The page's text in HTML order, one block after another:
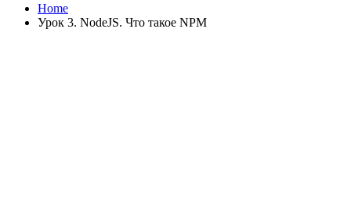
Home
Урок 3. NodeJS. Что такое NPM